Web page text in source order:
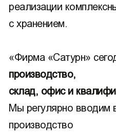
реализации
с хранением.
«Фирма «Сатурн»
производство,
склад, офис и
Мы регулярно вводим
производство